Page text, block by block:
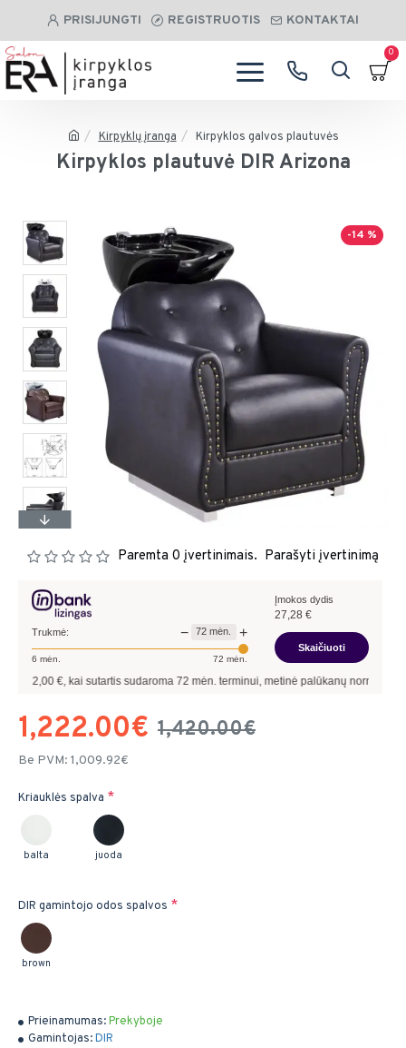
PRISIJUNGTI REGISTRUOTIS KONTAKTAI
0
Kirpyklų įranga Kirpyklos galvos plautuvės
Kirpyklos plautuvė DIR Arizona
-14 %
Prieinamumas:Prekyboje
Gamintojas:DIR
Paremta 0 įvertinimais. Parašyti įvertinimą
1,222.00€ 1,420.00€
Be PVM: 1,009.92€
Kriauklės spalva
balta juoda
DIR gamintojo odos spalvos
brown
Trukmė: − 72 mėn. +
6 mėn. 72 mėn.
Įmokos dydis
27,28 €
Skaičiuoti
€, kai sutartis sudaroma72mėn. terminui, metinė palūkanų norma –9,90%